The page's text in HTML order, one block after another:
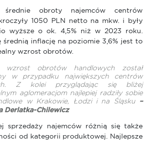
obroty najemców centrów
1050 PLN netto na mkw. i były
wyższe o ok. 4,5% niż w 2023 roku.
średnią inflację na poziomie 3,6% jest to
wzrost obrotów.
wzrost obrotów handlowych został
w przypadku największych centrów
Z kolei przyglądając się bliżej
aglomeracjom najlepiej radziły sobie
w Krakowie, Łodzi i na Śląsku –
Derlatka-Chilewicz
sprzedaży najemców różnią się także
od kategorii produktowej. Najlepsze